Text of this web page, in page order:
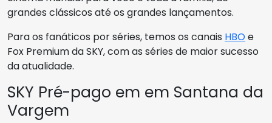
grandes clássicos até os grandes lançamentos.
Para os fanáticos por séries, temos os canais HBOe
Fox Premium da SKY, com as séries de maior sucesso
da atualidade.
SKY Pré-pago em em Santana da
Vargem